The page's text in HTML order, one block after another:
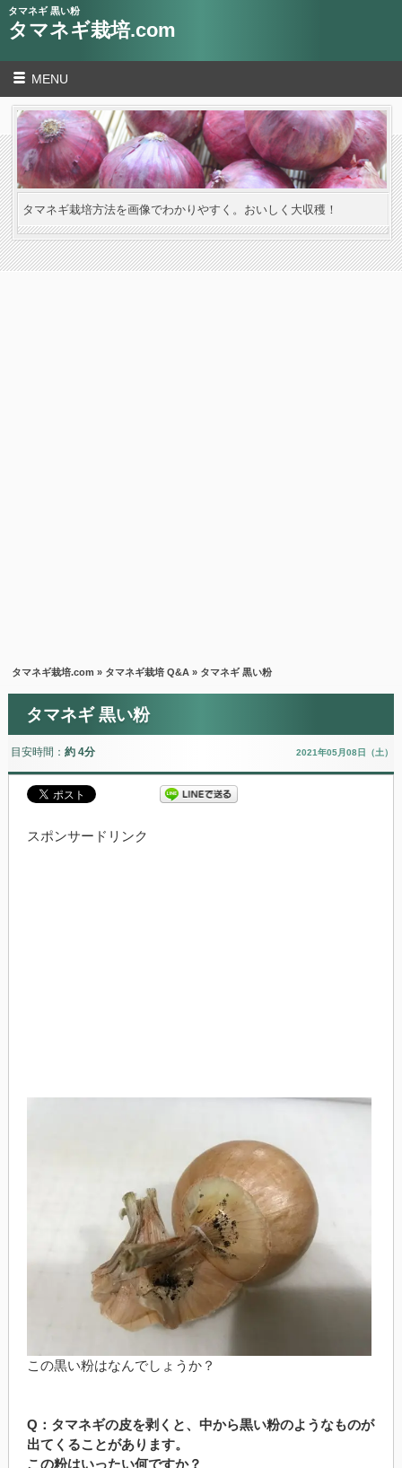
タマネギ 黒い粉
タマネギ栽培.com
MENU
タマネギ栽培方法を画像でわかりやすく。おいしく大収穫！
タマネギ栽培.com » タマネギ栽培 Q&A » タマネギ 黒い粉
タマネギ 黒い粉
目安時間： 約 4分 2021年05月08日（土）
スポンサードリンク
この黒い粉はなんでしょうか？
Q：タマネギの皮を剥くと、中から黒い粉のようなものが
出てくることがあります。
この粉はいったい何ですか？